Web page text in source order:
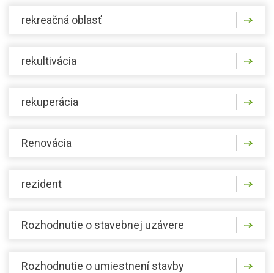
rekreačná oblasť
rekultivácia
rekuperácia
Renovácia
rezident
Rozhodnutie o stavebnej uzávere
Rozhodnutie o umiestnení stavby